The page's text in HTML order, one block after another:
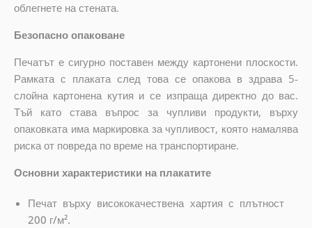
облегнете на стената.
Безопасно опаковане
Печатът е сигурно поставен между картонени плоскости.
Рамката с плаката след това се опакова в здрава 5-
слойна картонена кутия и се изпраща директно до вас.
Тъй като става въпрос за чупливи продукти, върху
опаковката има маркировка за чупливост, която намалява
риска от повреда по време на транспортиране.
Основни характеристики на плакатите
Печат върху висококачествена хартия с плътност
200 г/м².